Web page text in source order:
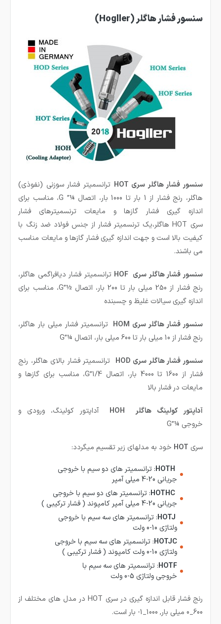
سنسور فشار هاگلر(Hogller)
سنسور فشار هاگلر سری
ترانسمیتر فشار سوزنی (نفوذی)
هاگلر، رنج فشار از 1 بار تا 1000 بار، اتصال
¼” G
، مناسب برای
اندازه گیری فشار گازها و مایعات ترنسمیترهای فشار
سری
هاگلر،یک ترنسمیتر فشار از جنس فولاد ضد زنگ با
کیفیت بالا است و جهت اندازه گیری فشار گازها و مایعات مناسب
می باشند.
سنسور فشار هاگلر سری
ترانسمیتر فشار دیافراگمی هاگلر،
رنج فشار از 250 میلی بار تا 200 بار، اتصال
½”G ، مناسب برای
اندازه گیری سیالات غلیظ و چسبنده
سنسور فشار هاگلر سری
ترانسمیتر فشار میلی بار هاگلر،
رنج فشار از 10 میلی بار تا 600 میلی بار، اتصال
¼”G
سنسور فشار هاگلر سری
ترانسمیتر فشار بالای هاگلر، رنج
فشار از 1600 تا 4000 بار، اتصال 1/4
”G ، مناسب برای گازها و
مایعات در فشار بالا
آداپتور کولینگ هاگلرHOH
آداپتور کولینگ، ورودی و
خروجی ¼”G
سری HOT خود به مدلهای زیر تقسیم میگردد:
HOTH: ترانسمیتر های دو سیم با خروجی
جریانی 20-4 میلی آمپر
HOTHC: ترانسمیتر های دو سیم با خروجی
جریانی 20-4 میلی آمپر کامپوند ( فشار ترکیبی )
: ترانسمیتر های سه سیم با خروجی
ولتاژی 10-0 ولت
HOTJC: ترانسمیتر های سه سیم با خروجی
ولتاژی 10-0 ولت کامپوند ( فشار ترکیبی )
HOTF: ترانسمیتر های سه سیم با
خروجی ولتاژی 5-0 ولت
رنج فشار قابل اندازه گیری در سری HOT در مدل های مختلف از
600_0 میلی بار, 1000_1- بار است.